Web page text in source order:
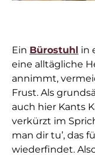
Ein Bürostuhl in
eine alltägliche
annimmt,
Frust. Als
auch hier Kants
verkürzt im
man dir tu’, das
wiederfindet.